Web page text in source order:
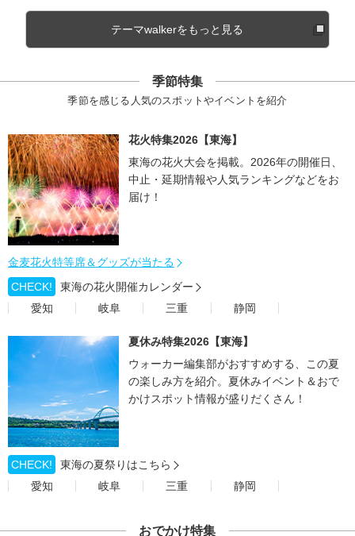
テーマwalkerをもっと見る
季節特集
季節を感じる人気のスポットやイベントを紹介
花火特集2026【東海】
東海の花火大会を掲載。2026年の開催日、
中止・延期情報や人気ランキングなどをお
届け！
金麦花火特等席＆グッズが当たる
CHECK!
東海の花火開催カレンダー
愛知
岐阜 三重 静岡
夏休み特集2026【東海】
ウォーカー編集部がおすすめする、この夏
の楽しみ方を紹介。夏休みイベント＆おで
かけスポット情報が盛りだくさん！
CHECK!
東海の夏祭りはこちら
愛知
岐阜 三重 静岡
おでかけ特集